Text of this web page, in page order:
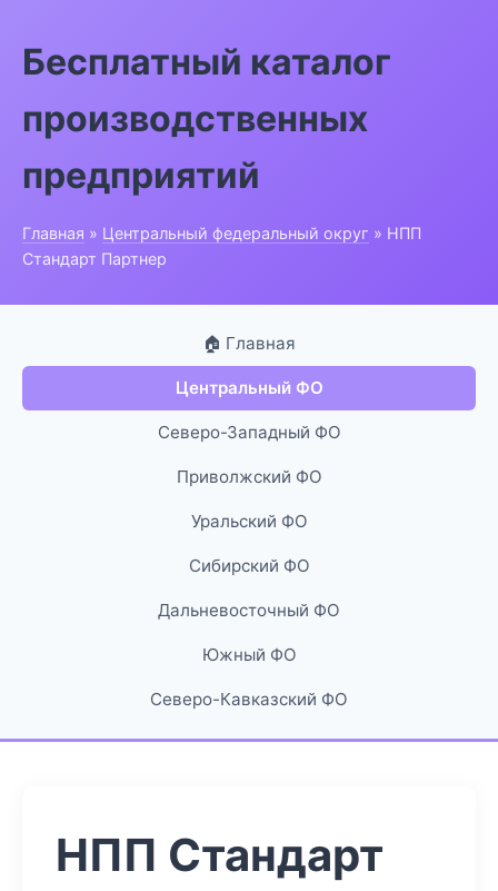
Бесплатный каталог
производственных
предприятий
Главная » Центральный федеральный округ » НПП
Стандарт Партнер
🏠 Главная
Центральный ФО
Северо-Западный ФО
Приволжский ФО
Уральский ФО
Сибирский ФО
Дальневосточный ФО
Южный ФО
Северо-Кавказский ФО
НПП Стандарт